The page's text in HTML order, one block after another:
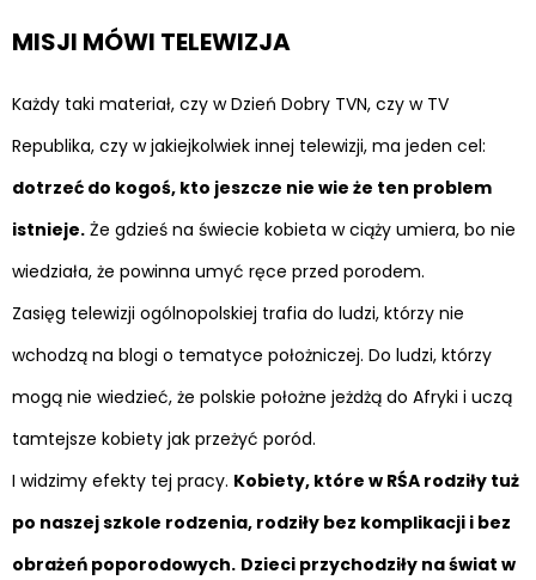
MISJI MÓWI TELEWIZJA
Każdy taki materiał, czy w Dzień Dobry TVN, czy w TV
Republika, czy w jakiejkolwiek innej telewizji, ma jeden cel:
dotrzeć do kogoś, kto jeszcze nie wie że ten problem
istnieje. Że gdzieś na świecie kobieta w ciąży umiera, bo nie
wiedziała, że powinna umyć ręce przed porodem.
Zasięg telewizji ogólnopolskiej trafia do ludzi, którzy nie
wchodzą na blogi o tematyce położniczej. Do ludzi, którzy
mogą nie wiedzieć, że polskie położne jeżdżą do Afryki i uczą
tamtejsze kobiety jak przeżyć poród.
I widzimy efekty tej pracy. Kobiety, które w RŚA rodziły tuż
po naszej szkole rodzenia, rodziły bez komplikacji i bez
obrażeń poporodowych. Dzieci przychodziły na świat w